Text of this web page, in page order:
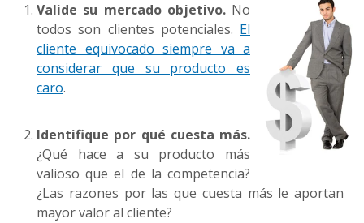
Valide su mercado objetivo.No
todos son clientes potenciales. El
cliente equivocado siempre va a
considerar que su producto es
caro.
Identifique por qué cuesta más.
¿Qué hace a su producto más
valioso que el de la competencia?
¿Las razones por las que cuesta más le aportan
mayor valor al cliente?